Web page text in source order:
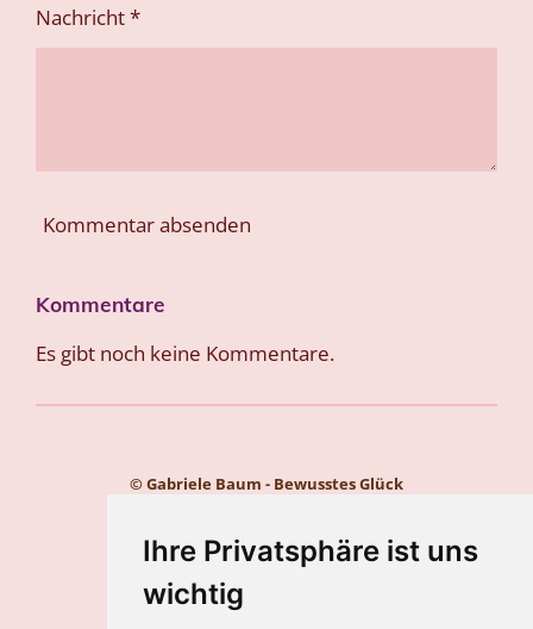
Ihre Privatsphäre ist uns
wichtig
Nachricht *
Kommentar absenden
Kommentare
Es gibt noch keine Kommentare.
© Gabriele Baum - Bewusstes Glück
Datenschutz
Gabriele Baum